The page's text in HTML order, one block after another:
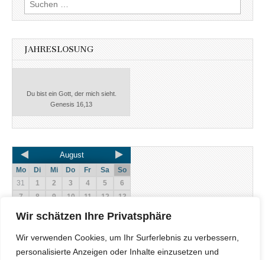
Wir schätzen Ihre Privatsphäre
Wir verwenden Cookies, um Ihr Surferlebnis zu verbessern,
personalisierte Anzeigen oder Inhalte einzusetzen und
JAHRESLOSUNG
Du bist ein Gott, der mich sieht.
Genesis 16,13
August
Mo Di Mi Do Fr Sa
So
31
1 2 3 4 5
6
7
8 9 10 11 12
13
16 18
20
28
29 30 31 1 2 3
2016 2017 2018